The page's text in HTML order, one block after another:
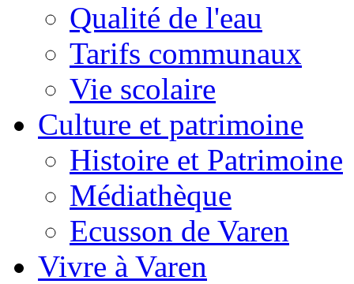
Qualité de l'eau
Tarifs communaux
Vie scolaire
Culture et patrimoine
Histoire et Patrimoine
Médiathèque
Ecusson de Varen
Vivre à Varen